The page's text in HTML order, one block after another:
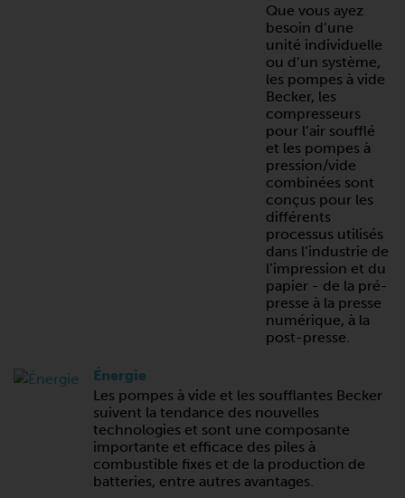
Que vous ayez
besoin d’une
unité individuelle
ou d’un système,
les pompes à vide
Becker, les
compresseurs
pour l’air soufflé
et les pompes à
pression/vide
combinées sont
conçus pour les
différents
processus utilisés
dans l’industrie de
l’impression et du
papier - de la pré-
presse à la presse
numérique, à la
post-presse.
Énergie
Les pompes à vide et les soufflantes Becker
suivent la tendance des nouvelles
technologies et sont une composante
importante et efficace des piles à
combustible fixes et de la production de
batteries, entre autres avantages.